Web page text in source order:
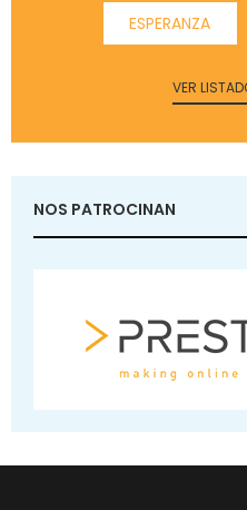
ESPERANZA
VER
NOS PATROCINAN